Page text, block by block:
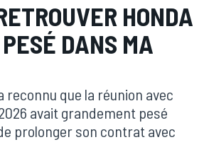
HONDA
DANS MA
reconnu que la réunion avec
avait grandement pesé
prolonger son contrat avec